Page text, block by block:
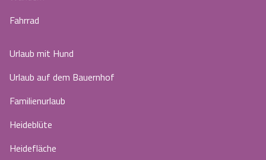
Fahrrad
Urlaub mit Hund
Urlaub auf dem Bauernhof
Familienurlaub
Heideblüte
Heidefläche